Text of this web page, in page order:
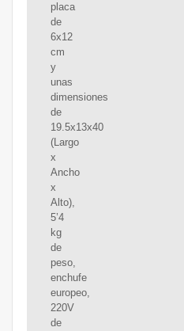
placa
de
6x12
cm
y
unas
dimensiones
de
19.5x13x40
(Largo
x
Ancho
x
Alto),
5’4
kg
de
peso,
enchufe
europeo,
220V
de